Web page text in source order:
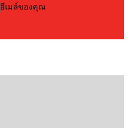
อีเมล์ของคุณ